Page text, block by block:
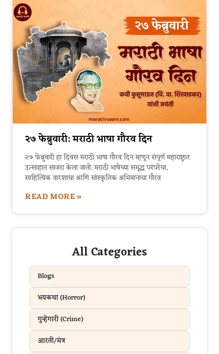
२७ फेब्रुवारी: मराठी भाषा गौरव दिन
२७ फेब्रुवारी हा दिवस मराठी भाषा गौरव दिन म्हणून संपूर्ण महाराष्ट्रात
उत्साहात साजरा केला जातो. मराठी भाषेच्या समृद्ध परंपरेचा,
साहित्यिक वारशाचा आणि सांस्कृतिक अभिमानाचा गौरव
READ MORE »
All Categories
Blogs
भयकथा (Horror)
गुन्हेगारी (Crime)
आरती/मंत्र